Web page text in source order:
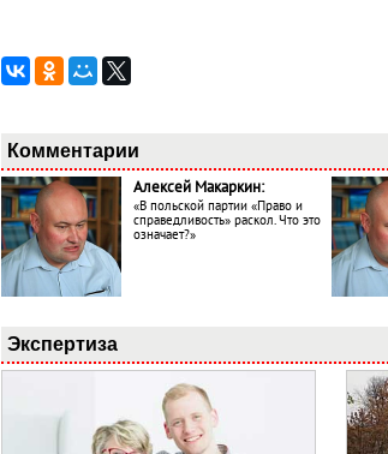
Комментарии
Алексей Макаркин:
«В польской партии «Право и
справедливость» раскол. Что это
означает?»
Экспертиза